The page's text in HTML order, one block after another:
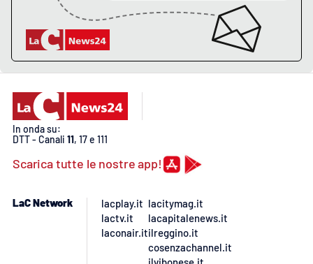
Android
Apple
In onda su:
DTT - Canali 11, 17 e 111
Scarica tutte le nostre app!
LaC Network
lacplay.it
lactv.it
laconair.it
lacitymag.it
lacapitalenews.it
ilreggino.it
cosenzachannel.it